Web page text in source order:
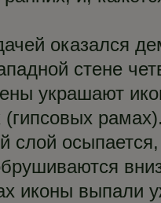
оказался
стене
украшают
слой
иконы выпали